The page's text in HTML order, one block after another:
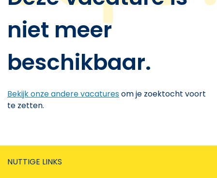
niet meer
beschikbaar.
Bekijk onze andere vacaturesom je zoektocht voort
te zetten.
NUTTIGE LINKS